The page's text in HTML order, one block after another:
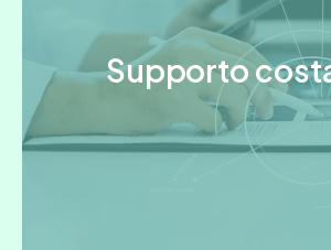
Supporto